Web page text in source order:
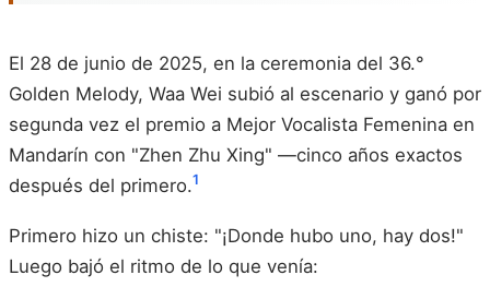
El 28 de junio de 2025, en la ceremonia del 36.°
Golden Melody, Waa Wei subió al escenario y ganó por
segunda vez el premio a Mejor Vocalista Femenina en
Mandarín con "Zhen Zhu Xing" —cinco años exactos
después del primero.1
Primero hizo un chiste: "¡Donde hubo uno, hay dos!"
Luego bajó el ritmo de lo que venía: